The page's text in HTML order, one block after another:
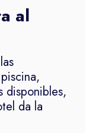
al
disponibles,
da la